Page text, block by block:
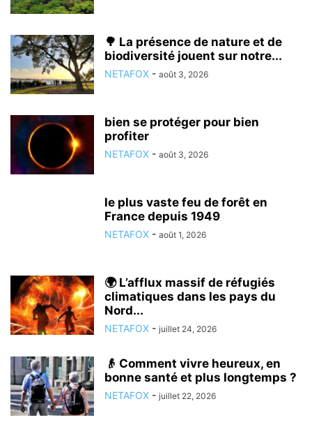
🌳 La présence de nature et de
biodiversité jouent sur notre...
NETAFOX - août 3, 2026
bien se protéger pour bien
profiter
NETAFOX - août 3, 2026
le plus vaste feu de forêt en
France depuis 1949
NETAFOX - août 1, 2026
🌍 L’afflux massif de réfugiés
climatiques dans les pays du
Nord...
NETAFOX - juillet 24, 2026
👴 Comment vivre heureux, en
bonne santé et plus longtemps ?
NETAFOX - juillet 22, 2026